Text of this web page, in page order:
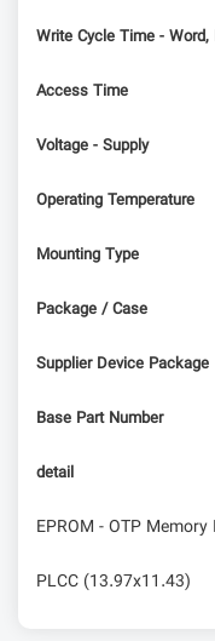
Write Cycle Time - Word,
Access Time
Voltage - Supply
Operating Temperature
Mounting Type
Package / Case
Supplier Device Package
Base Part Number
detail
EPROM - OTP
PLCC (13.97x11.43)